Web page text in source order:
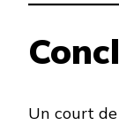
Un court